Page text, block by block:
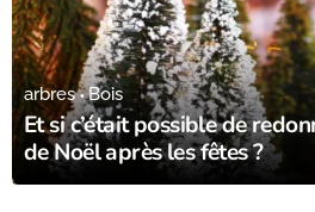
Et si c’était possible de
de Noël après les fêtes ?
arbres Bois